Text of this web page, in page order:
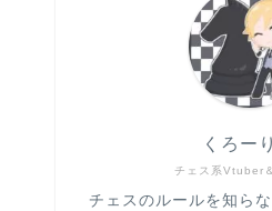
チェス系Vtuber
くろー
チェスのルールを知ら